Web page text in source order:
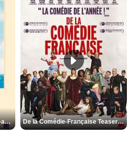
Les Matins merveilleux Bande-annonce VF De la Comédie-Française Teaser VF